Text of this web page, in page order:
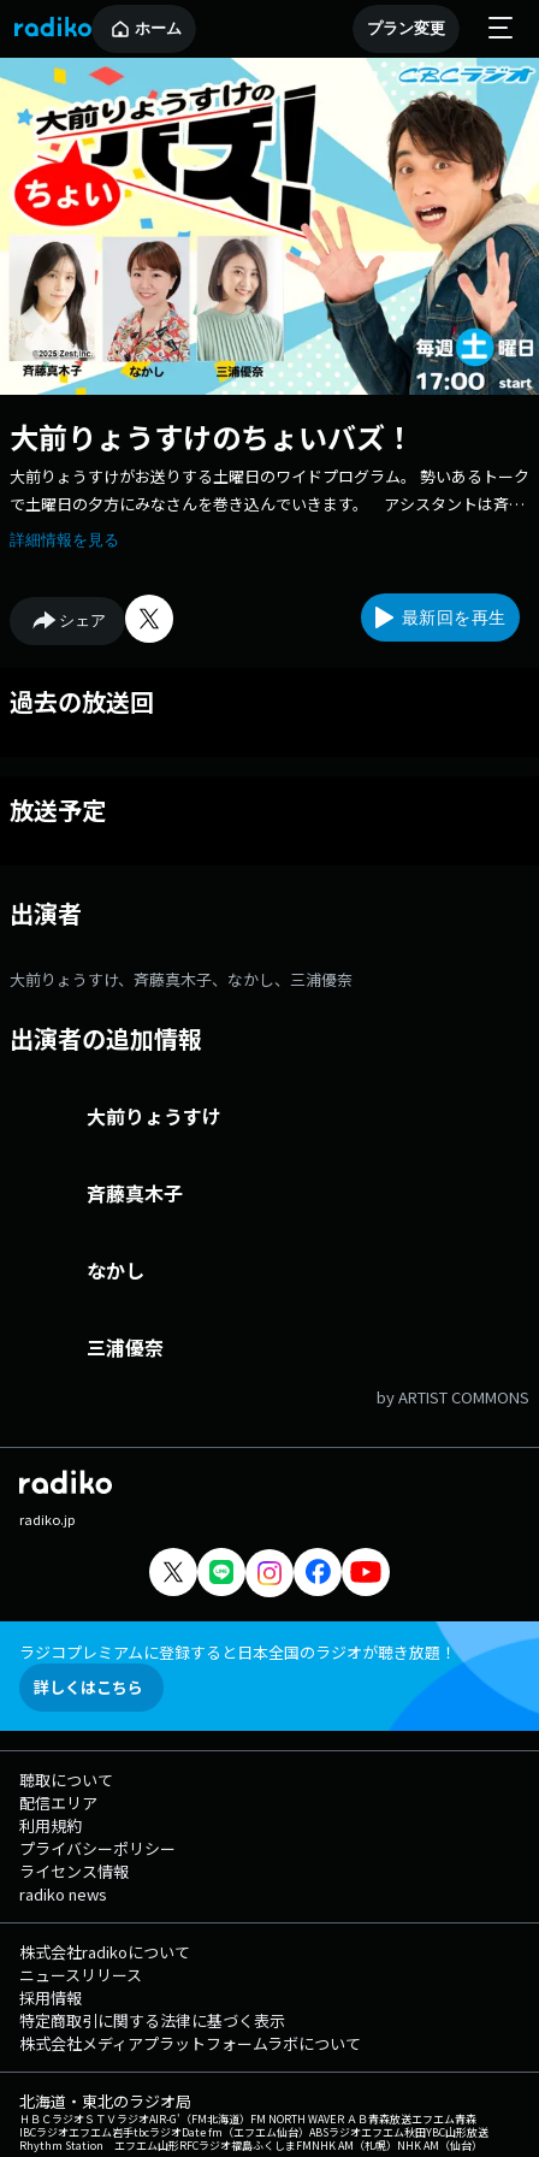
ホーム プラン変更
大前りょうすけのちょいバズ！
大前りょうすけがお送りする土曜日のワイドプログラム。 勢いあるトーク
で土曜日の夕方にみなさんを巻き込んでいきます。 アシスタントは斉藤
真木子、なかし、三浦優奈が週替わりで担当します。 また、番組ではXを
詳細情報を見る
シェア 最新回を再生
過去の放送回
放送予定
出演者
大前りょうすけ、斉藤真木子、なかし、三浦優奈
出演者の追加情報
大前りょうすけ
斉藤真木子
なかし
三浦優奈
by ARTIST COMMONS
radiko.jp
ラジコプレミアムに登録すると日本全国のラジオが聴き放題！
詳しくはこちら
聴取について
配信エリア
利用規約
プライバシーポリシー
ライセンス情報
radiko news
株式会社radikoについて
ニュースリリース
採用情報
特定商取引に関する法律に基づく表示
株式会社メディアプラットフォームラボについて
北海道・東北のラジオ局
ＨＢＣラジオＳＴＶラジオAIR-G'（FM北海道） FM NORTH WAVEＲＡＢ青森放送エフエム青森
IBCラジオエフエム岩手tbcラジオDate fm（エフエム仙台） ABSラジオエフエム秋田YBC山形放送
Rhythm Station エフエム山形RFCラジオ福島ふくしまFMNHK AM（札幌） NHK AM（仙台）